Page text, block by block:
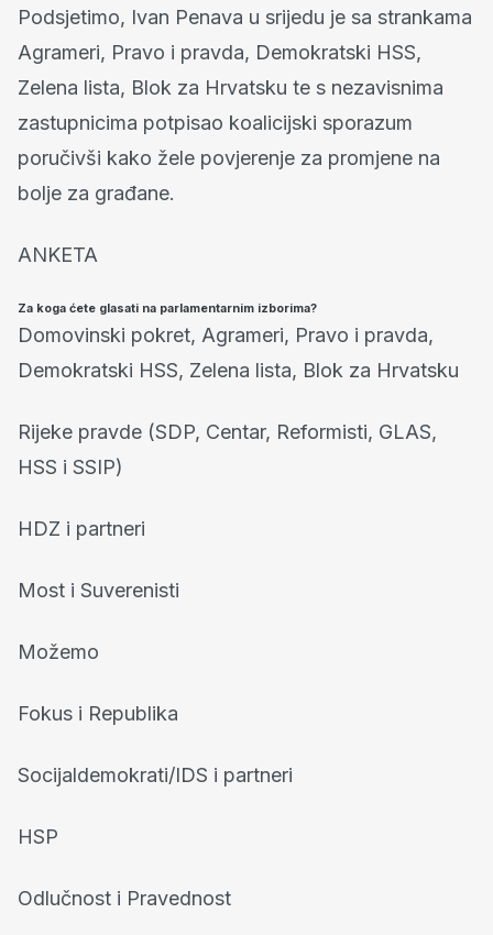
Podsjetimo, Ivan Penava u srijedu je sa strankama
Agrameri, Pravo i pravda, Demokratski HSS,
Zelena lista, Blok za Hrvatsku te s nezavisnima
zastupnicima potpisao koalicijski sporazum
poručivši kako žele povjerenje za promjene na
bolje za građane.
ANKETA
Za koga ćete glasati na parlamentarnim izborima?
Domovinski pokret, Agrameri, Pravo i pravda,
Demokratski HSS, Zelena lista, Blok za Hrvatsku
Rijeke pravde (SDP, Centar, Reformisti, GLAS,
HSS i SSIP)
HDZ i partneri
Most i Suverenisti
Možemo
Fokus i Republika
Socijaldemokrati/IDS i partneri
HSP
Odlučnost i Pravednost